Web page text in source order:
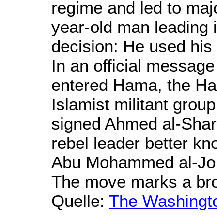
regime and led to
year-old man leading
decision: He used
In an official
entered Hama, the
Islamist militant
signed Ahmed al-
rebel leader better
Abu Mohammed al-
The move marks a
Quelle:The